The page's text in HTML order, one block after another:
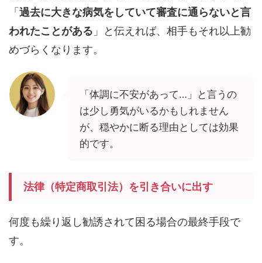
「 過去に大きな病気をしていて審査に通らないと言
われたことがある 」と伝えれば、相手もそれ以上勧
めづらくなります。
「体調に不安があって…」と言うの
は少し勇気がいるかもしれません
が、穏やかに断る理由としては効果
的です。
法律（特定商取引法）を引き合いに出す
何度も繰り返し勧誘されて困る場合の最終手段で
す。